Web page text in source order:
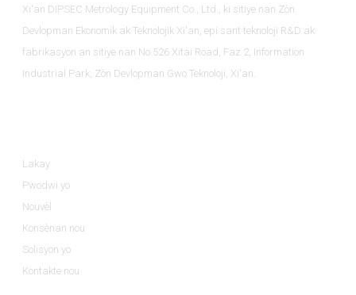
Xi'an DIPSEC Metrology Equipment Co., Ltd., ki sitiye nan Zòn
Devlopman Ekonomik ak Teknolojik Xi'an, epi sant teknoloji R&D ak
fabrikasyon an sitiye nan No.526 Xitai Road, Faz 2, Information
Industrial Park, Zòn Devlopman Gwo Teknoloji, Xi'an.
Lakay
Pwodwi yo
Nouvèl
Konsènan nou
Solisyon yo
Kontakte nou